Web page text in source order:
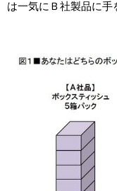
は一気にＢ社製品に手